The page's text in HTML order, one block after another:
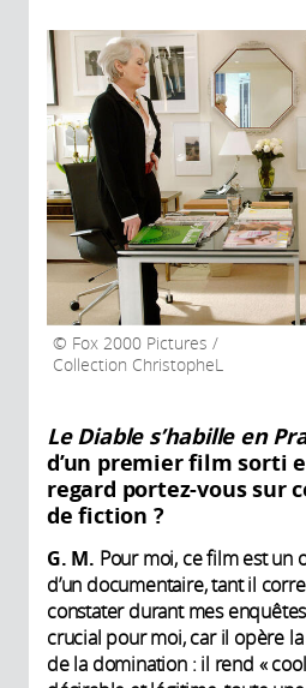
Fox 2000 Pictures /
Collection ChristopheL
Le Diable s’habille en
d’un premier film sorti
regard portez-vous sur
de fiction ?
G. M. Pour moi, ce film est un
d’un documentaire, tant il
constater durant mes
crucial pour moi, car il opère
de la domination : il rend « cool